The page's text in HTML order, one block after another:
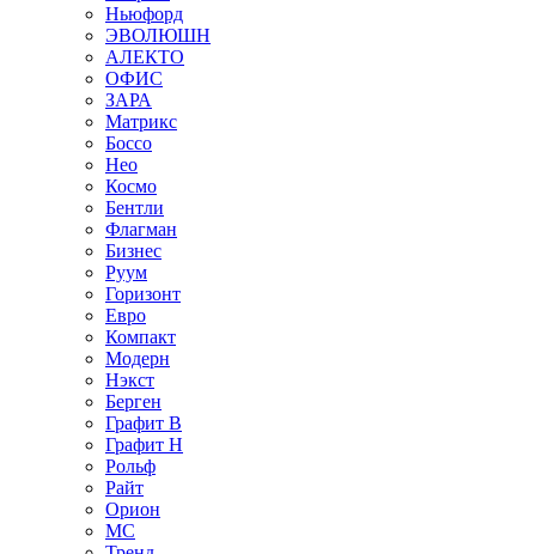
Ньюфорд
ЭВОЛЮШН
АЛЕКТО
ОФИС
ЗАРА
Матрикс
Боссо
Нео
Космо
Бентли
Флагман
Бизнес
Руум
Горизонт
Евро
Компакт
Модерн
Нэкст
Берген
Графит В
Графит Н
Рольф
Райт
Орион
МС